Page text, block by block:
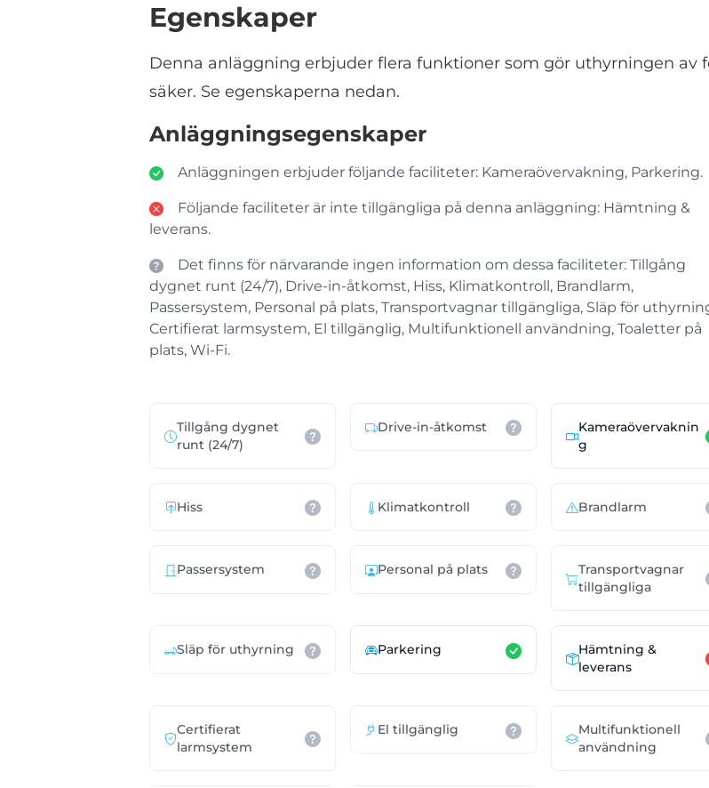
Egenskaper
Denna anläggning erbjuder flera funktioner som gör uthyrningen av
säker. Se egenskaperna nedan.
Anläggningsegenskaper
Anläggningen erbjuder följande faciliteter: Kameraövervakning, Parkering.
Följande faciliteter är inte tillgängliga på denna anläggning: Hämtning &
leverans.
Det finns för närvarande ingen information om dessa faciliteter: Tillgång
dygnet runt (24/7), Drive-in-åtkomst, Hiss, Klimatkontroll, Brandlarm,
Passersystem, Personal på plats, Transportvagnar tillgängliga, Släp för
Certifierat larmsystem, El tillgänglig, Multifunktionell användning, Toaletter på
plats, Wi-Fi.
Tillgång dygnet
runt (24/7)
Drive-in-åtkomst
Kameraövervaknin
g
Hiss Klimatkontroll Brandlarm
Passersystem Personal på plats
Transportvagnar
tillgängliga
Släp för uthyrning Parkering
Hämtning &
leverans
Certifierat
larmsystem
El tillgänglig
Multifunktionell
användning